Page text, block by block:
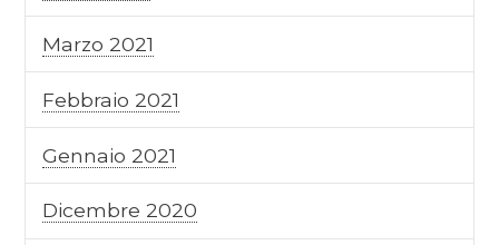
Marzo 2021
Febbraio 2021
Gennaio 2021
Dicembre 2020